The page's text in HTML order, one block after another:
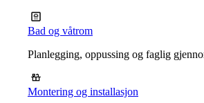
Bad og våtrom
Planlegging, oppussing og faglig
Montering og installasjon